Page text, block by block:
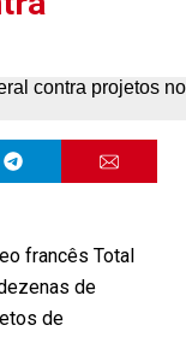
francês Total
de
de